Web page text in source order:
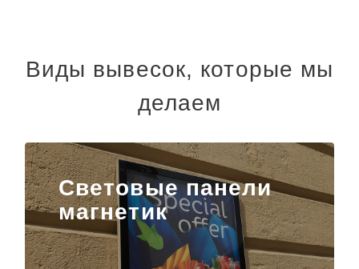
Виды вывесок, которые мы
делаем
Световые панели
магнетик